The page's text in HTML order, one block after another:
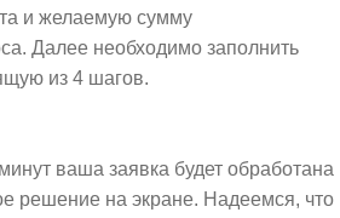
и желаемую сумму
Далее необходимо заполнить
из 4 шагов.
ваша заявка будет обработана
решение на экране. Надеемся, что